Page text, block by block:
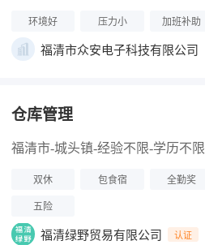
环境好 压力小 加班补助
福清市众安电子科技有限公司
仓库管理
福清市-城头镇-经验不限-学历不限
双休 包食宿 全勤奖
五险
福清绿野贸易有限公司 认证